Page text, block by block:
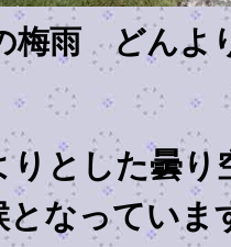
梅雨 どんよ
とした曇り
となっていま